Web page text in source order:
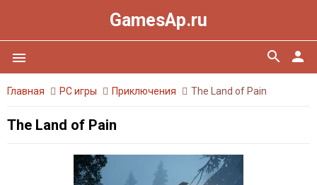
GamesAp.ru
menu person
search
Главная PC игры Приключения The Land of Pain
The Land of Pain